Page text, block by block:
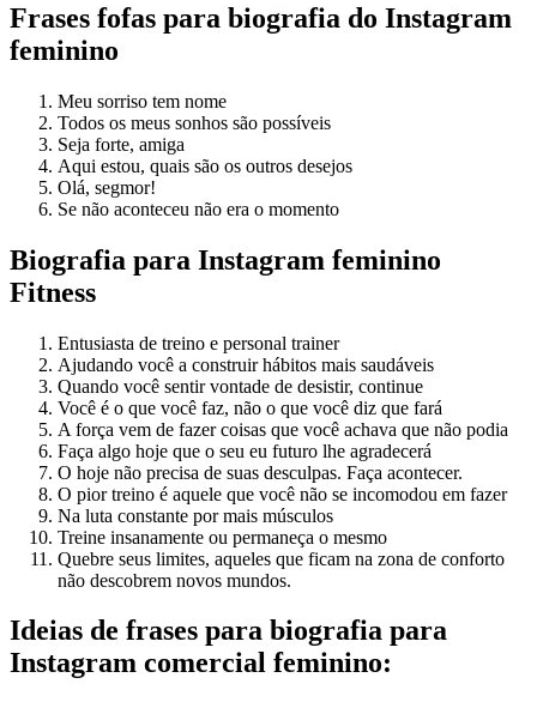
Frases fofas para biografia do Instagram
feminino
Meu sorriso tem nome
Todos os meus sonhos são possíveis
Seja forte, amiga
Aqui estou, quais são os outros desejos
Olá, segmor!
Se não aconteceu não era o momento
Biografia para Instagram feminino
Fitness
Entusiasta de treino e personal trainer
Ajudando você a construir hábitos mais saudáveis
Quando você sentir vontade de desistir, continue
Você é o que você faz, não o que você diz que fará
A força vem de fazer coisas que você achava que não podia
Faça algo hoje que o seu eu futuro lhe agradecerá
O hoje não precisa de suas desculpas. Faça acontecer.
O pior treino é aquele que você não se incomodou em fazer
Na luta constante por mais músculos
Treine insanamente ou permaneça o mesmo
Quebre seus limites, aqueles que ficam na zona de conforto
não descobrem novos mundos.
Ideias de frases para biografia para
Instagram comercial feminino: